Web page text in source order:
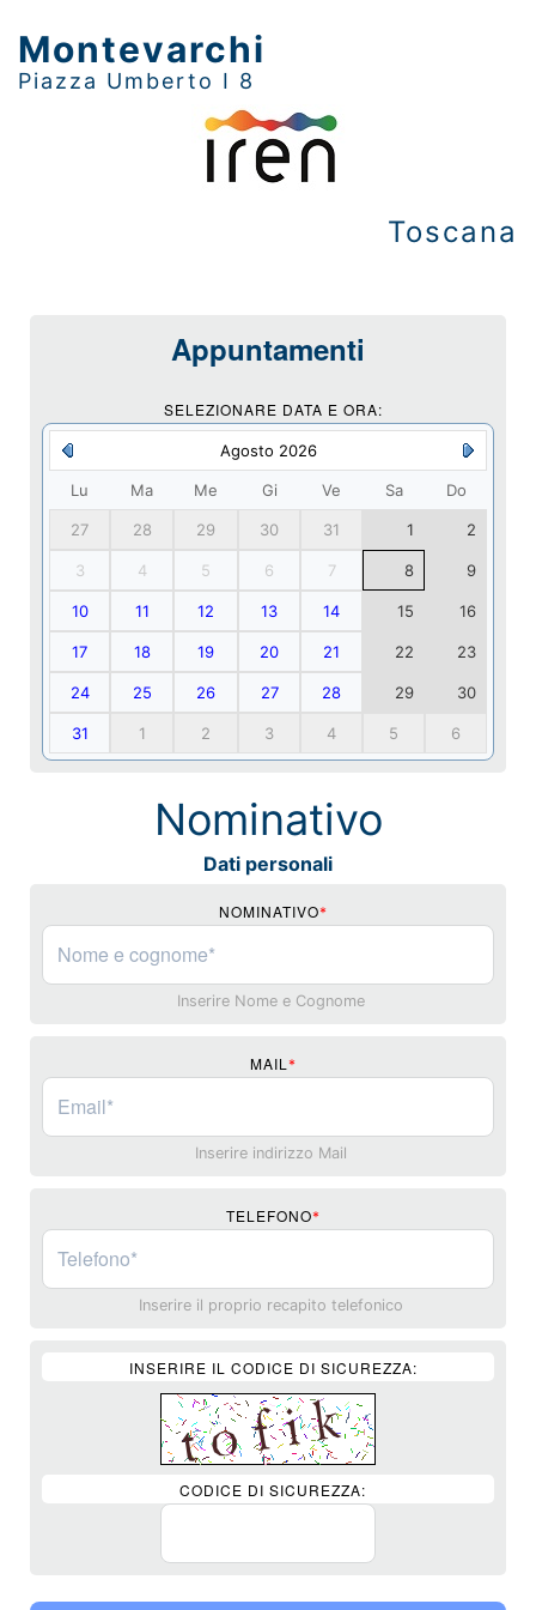
Montevarchi
Piazza Umberto I 8
Toscana
Appuntamenti
SELEZIONARE DATA E ORA:
Agosto 2026
Lu Ma Me Gi Ve Sa Do
27 28 29 30 31 1 2
3 4 5 6 7 8 9
10 11 12 13 14 15 16
17 18 19 20 21 22 23
24 25 26 27 28 29 30
31 1 2 3 4 5 6
Nominativo
Dati personali
NOMINATIVO*
Inserire Nome e Cognome
MAIL *
Inserire indirizzo Mail
TELEFONO*
Inserire il proprio recapito telefonico
INSERIRE IL CODICE DI SICUREZZA:
CODICE DI SICUREZZA: